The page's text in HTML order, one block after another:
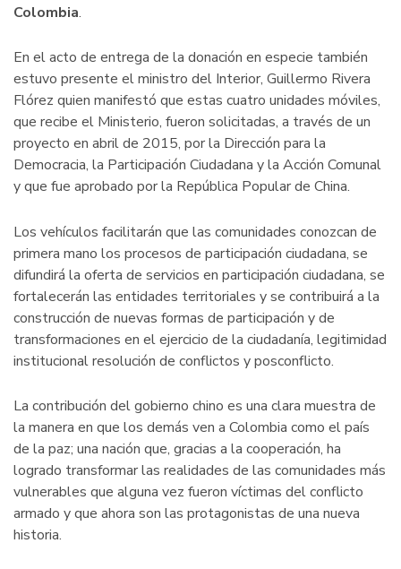
Colombia.
En el acto de entrega de la donación en especie también
estuvo presente el ministro del Interior, Guillermo Rivera
Flórez quien manifestó que estas cuatro unidades móviles,
que recibe el Ministerio, fueron solicitadas, a través de un
proyecto en abril de 2015, por la Dirección para la
Democracia, la Participación Ciudadana y la Acción Comunal
y que fue aprobado por la República Popular de China.
Los vehículos facilitarán que las comunidades conozcan de
primera mano los procesos de participación ciudadana, se
difundirá la oferta de servicios en participación ciudadana, se
fortalecerán las entidades territoriales y se contribuirá a la
construcción de nuevas formas de participación y de
transformaciones en el ejercicio de la ciudadanía, legitimidad
institucional resolución de conflictos y posconflicto.
La contribución del gobierno chino es una clara muestra de
la manera en que los demás ven a Colombia como el país
de la paz; una nación que, gracias a la cooperación, ha
logrado transformar las realidades de las comunidades más
vulnerables que alguna vez fueron víctimas del conflicto
armado y que ahora son las protagonistas de una nueva
historia.